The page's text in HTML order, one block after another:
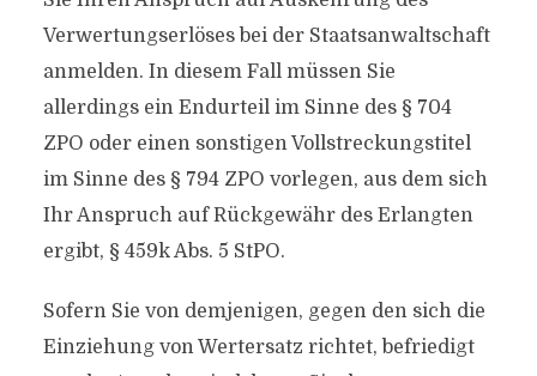
Verwertungserlöses bei der Staatsanwaltschaft
anmelden. In diesem Fall müssen Sie
allerdings ein Endurteil im Sinne des § 704
ZPO oder einen sonstigen Vollstreckungstitel
im Sinne des § 794 ZPO vorlegen, aus dem sich
Ihr Anspruch auf Rückgewähr des Erlangten
ergibt, § 459k Abs. 5 StPO.
Sofern Sie von demjenigen, gegen den sich die
Einziehung von Wertersatz richtet, befriedigt